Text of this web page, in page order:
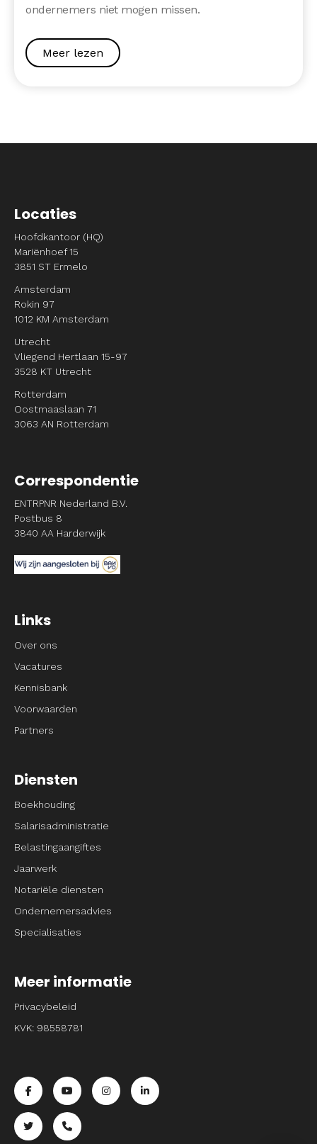
ondernemers niet mogen missen.
Meer lezen
Locaties
Hoofdkantoor (HQ)
Mariënhoef 15
3851 ST Ermelo
Amsterdam
Rokin 97
1012 KM Amsterdam
Utrecht
Vliegend Hertlaan 15-97
3528 KT Utrecht
Rotterdam
Oostmaaslaan 71
3063 AN Rotterdam
Correspondentie
ENTRPNR Nederland B.V.
Postbus 8
3840 AA Harderwijk
Links
Over ons
Vacatures
Kennisbank
Voorwaarden
Partners
Diensten
Boekhouding
Salarisadministratie
Belastingaangiftes
Jaarwerk
Notariële diensten
Ondernemersadvies
Specialisaties
Meer informatie
Privacybeleid
KVK: 98558781
Ga naar de facebook pagina van Entrpnr
Ga naar de youtube pagina van Entrpnr
Ga naar de instagram pagina van Entrpnr
Ga naar de linkedin pagina van
Ga naar de twitter pagina van Entrpnr